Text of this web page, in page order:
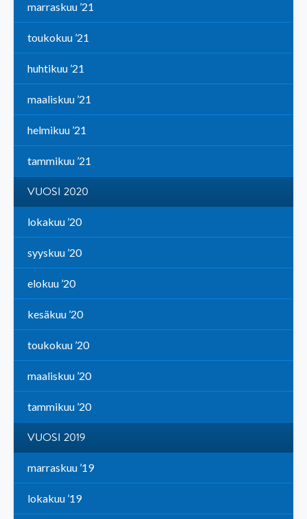
marraskuu ’21
toukokuu ’21
huhtikuu ’21
maaliskuu ’21
helmikuu ’21
tammikuu ’21
VUOSI 2020
lokakuu ’20
syyskuu ’20
elokuu ’20
kesäkuu ’20
toukokuu ’20
maaliskuu ’20
tammikuu ’20
VUOSI 2019
marraskuu ’19
lokakuu ’19